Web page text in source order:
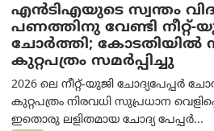
എൻ‌ടി‌എയുടെ സ്വന്തം
പണത്തിനു വേണ്ടി നീറ്റ്-
ചോർത്തി;
കുറ്റപത്രം സമര്‍പ്പിച്ചു
2026 ലെ നീറ്റ്-യുജി ചോദ്യപേപ്പർ
കുറ്റപത്രം നിരവധി സുപ്രധാന
ഇതൊരു ലളിതമായ ചോദ്യ പേപ്പർ...